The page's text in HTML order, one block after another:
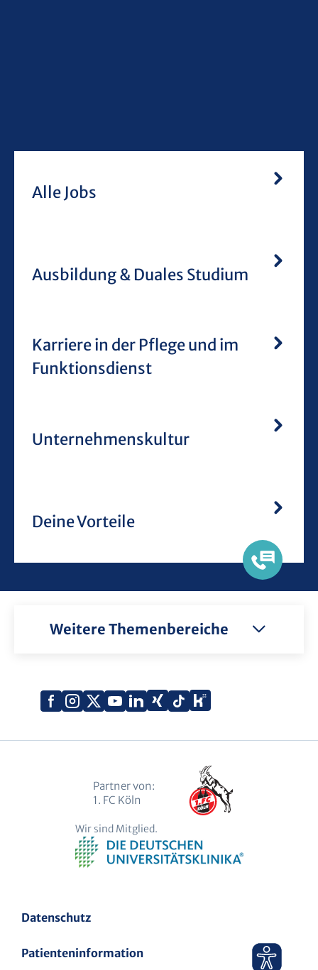
Alle Jobs
Ausbildung & Duales Studium
Karriere in der Pflege und im
Funktionsdienst
Unternehmenskultur
Deine Vorteile
Weitere Themenbereiche
Facebook
Instagram
X
YouTube
LinkedIn
Xing TiktokKununu
Datenschutz
Patienteninformation
Partner von:
1. FC Köln
Wir sind Mitglied.